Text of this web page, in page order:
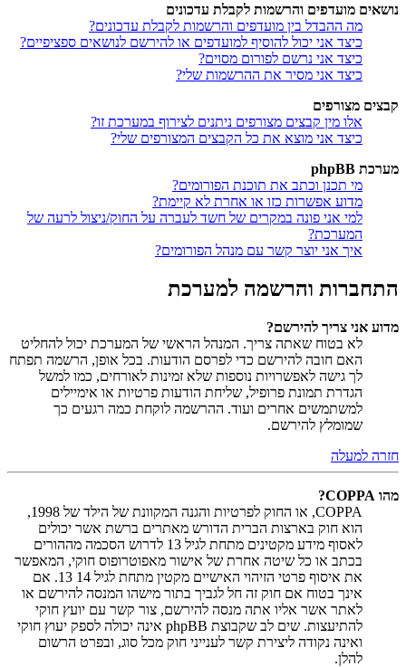
נושאים מועדפים והרשמות לקבלת עדכונים
מה ההבדל בין מועדפים והרשמות לקבלת עדכונים?
כיצד אני יכול להוסיף למועדפים או להירשם לנושאים ספציפיים?
כיצד אני נרשם לפורום מסוים?
כיצד אני מסיר את ההרשמות שלי?
קבצים מצורפים
אלו מין קבצים מצורפים ניתנים לצירוף במערכת זו?
כיצד אני מוצא את כל הקבצים המצורפים שלי?
מערכת phpBB
מי תכנן וכתב את תוכנת הפורומים?
מדוע אפשרות כזו או אחרת לא קיימת?
למי אני פונה במקרים של חשד לעברה על החוק/ניצול לרעה של
המערכת?
איך אני יוצר קשר עם מנהל הפורומים?
התחברות והרשמה למערכת
מדוע אני צריך להירשם?
לא בטוח שאתה צריך. המנהל הראשי של המערכת יכול להחליט
האם חובה להירשם כדי לפרסם הודעות. בכל אופן, הרשמה תפתח
לך גישה לאפשרויות נוספות שלא זמינות לאורחים, כמו למשל
הגדרת תמונת פרופיל, שליחת הודעות פרטיות או אימיילים
למשתמשים אחרים ועוד. ההרשמה לוקחת כמה רגעים כך
שמומלץ להירשם.
חזרה למעלה
מהו COPPA?
COPPA, או החוק לפרטיות והגנה המקוונת של הילד של 1998,
הוא חוק בארצות הברית הדורש מאתרים ברשת אשר יכולים
לאסוף מידע מקטינים מתחת לגיל 13 לדרוש הסכמה מההורים
בכתב או כל שיטה אחרת של אישור מאפוטרופוס חוקי, המאפשר
את איסוף פרטי הזיהוי האישיים מקטין מתחת לגיל 14 13. אם
אינך בטוח אם חוק זה חל לגביך בתור מישהו המנסה להירשם או
לאתר אשר אליו אתה מנסה להירשם, צור קשר עם יועץ חוקי
להתיעצות. שים לב שקבוצת phpBB אינה יכולה לספק יעוץ חוקי
ואינה נקודה ליצירת קשר לענייני חוק מכל סוג, ובפרט הרשום
להלן.